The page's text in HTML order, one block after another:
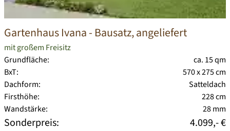
Gartenhaus Ivana- Bausatz, angeliefert
mit großem Freisitz
Grundfläche:
ca. 15 qm
BxT:
570 x 275 cm
Dachform:
Satteldach
Firsthöhe:
228 cm
Wandstärke:
28 mm
Sonderpreis: 4.099,- €